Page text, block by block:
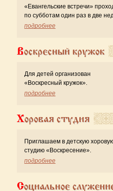
«Евангельские встречи»
по субботам один раз в две
подробнее
Воскресный кружок
Для детей организован
«Воскресный кружок».
подробнее
Хоровая студия
Приглашаем в детскую
студию «Воскресение».
подробнее
Социальное